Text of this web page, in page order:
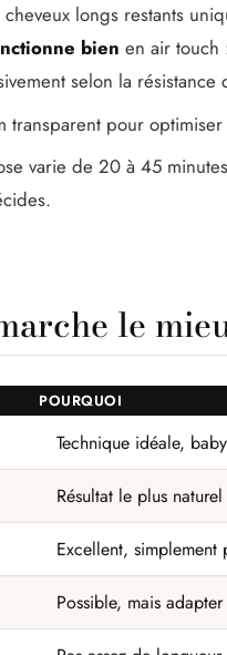
cheveux longs restants
bien en air touch
selon la
transparent pour
varie de 20 à 45
le
POURQUOI
Technique idéale,
Résultat le plus
Excellent,
Possible, mais